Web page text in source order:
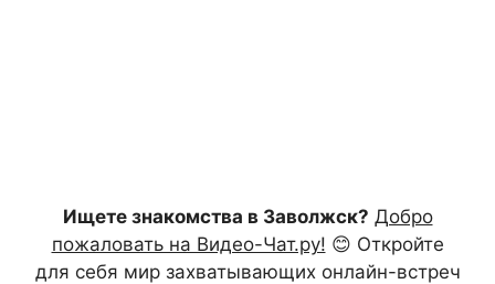
Ищете знакомства в Заволжск? Добро
пожаловать на Видео-Чат.ру! 😊 Откройте
для себя мир захватывающих онлайн-встреч